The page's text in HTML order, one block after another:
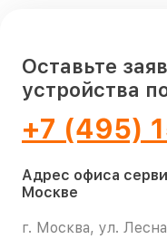
Оставьте
устройства
+7 (495)
Адрес офиса
Москве
г. Москва, ул.